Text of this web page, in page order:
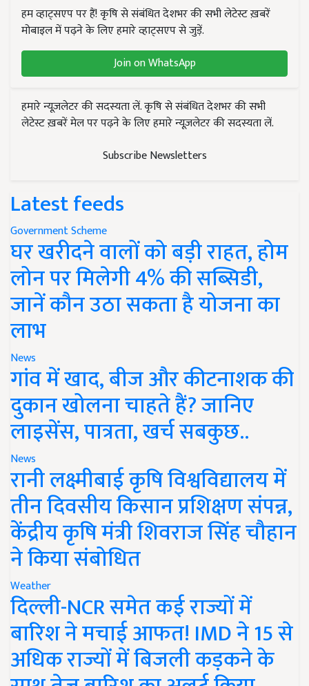
हम व्हाट्सएप पर हैं! कृषि से संबंधित देशभर की सभी लेटेस्ट ख़बरें
मोबाइल में पढ़ने के लिए हमारे व्हाट्सएप से जुड़ें.
Join on WhatsApp
हमारे न्यूज़लेटर की सदस्यता लें. कृषि से संबंधित देशभर की सभी
लेटेस्ट ख़बरें मेल पर पढ़ने के लिए हमारे न्यूज़लेटर की सदस्यता लें.
Subscribe Newsletters
Latest feeds
Government Scheme
घर खरीदने वालों को बड़ी राहत, होम
लोन पर मिलेगी 4% की सब्सिडी,
जानें कौन उठा सकता है योजना का
लाभ
News
गांव में खाद, बीज और कीटनाशक की
दुकान खोलना चाहते हैं? जानिए
लाइसेंस, पात्रता, खर्च सबकुछ..
News
रानी लक्ष्मीबाई कृषि विश्वविद्यालय में
तीन दिवसीय किसान प्रशिक्षण संपन्न,
केंद्रीय कृषि मंत्री शिवराज सिंह चौहान
ने किया संबोधित
Weather
दिल्ली-NCR समेत कई राज्यों में
बारिश ने मचाई आफत! IMD ने 15 से
अधिक राज्यों में बिजली कड़कने के